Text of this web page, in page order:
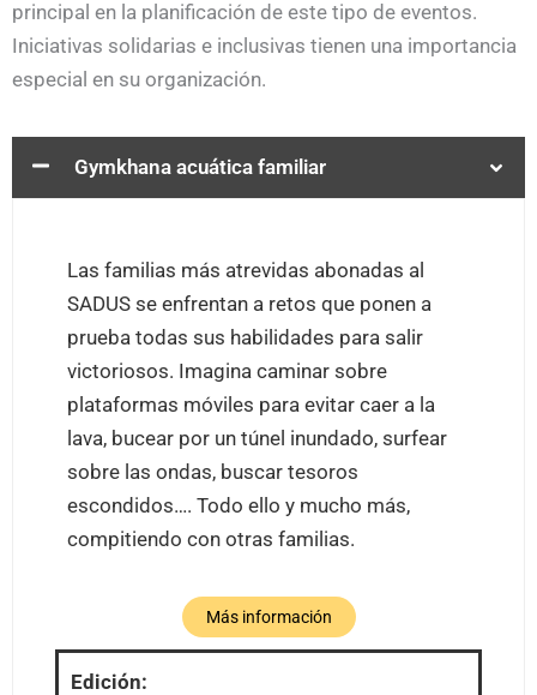
principal en la planificación de este tipo de eventos.
Iniciativas solidarias e inclusivas tienen una importancia
especial en su organización.
Gymkhana acuática familiar
Las familias más atrevidas abonadas al
SADUS se enfrentan a retos que ponen a
prueba todas sus habilidades para salir
victoriosos. Imagina caminar sobre
plataformas móviles para evitar caer a la
lava, bucear por un túnel inundado, surfear
sobre las ondas, buscar tesoros
escondidos…. Todo ello y mucho más,
compitiendo con otras familias.
Más información
Edición: